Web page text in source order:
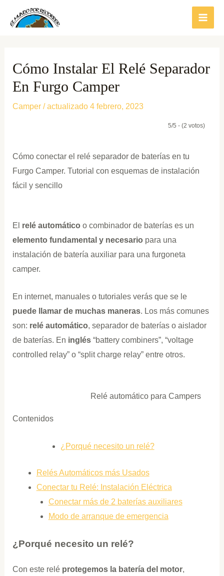
Cómo Instalar El Relé Separador
En Furgo Camper
Camper/ actualizado 4 febrero, 2023
5/5 - (2 votos)
Cómo conectar el relé separador de baterías en tu
Furgo Camper. Tutorial con esquemas de instalación
fácil y sencillo
El relé automático o combinador de baterías es un
elemento fundamental y necesario para una
instalación de batería auxiliar para una furgoneta
camper.
En internet, manuales o tutoriales verás que se le
puede llamar de muchas maneras. Los más comunes
son: relé automático, separador de baterías o aislador
de baterías. En inglés “battery combiners”, “voltage
controlled relay” o “split charge relay” entre otros.
Relé automático para Campers
Contenidos
¿Porqué necesito un relé?
Relés Automáticos más Usados
Conectar tu Relé: Instalación Eléctrica
Conectar más de 2 baterías auxiliares
Modo de arranque de emergencia
¿Porqué necesito un relé?
Con este relé protegemos la batería del motor,